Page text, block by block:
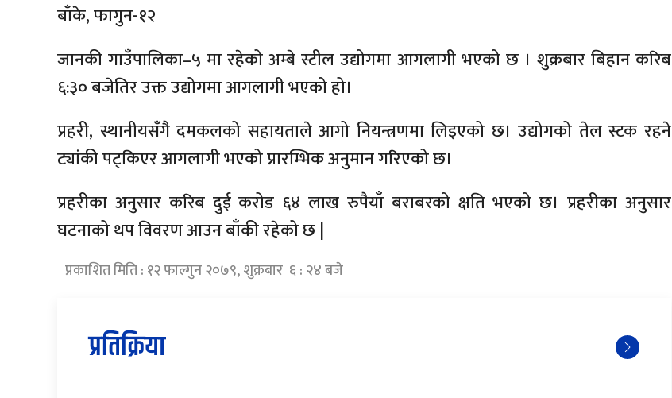
बाँके, फागुन-१२
जानकी गाउँपालिका–५ मा रहेको अम्बे स्टील उद्योगमा आगलागी भएको छ । शुक्रबार बिहान करिब
६:३० बजेतिर उक्त उद्योगमा आगलागी भएको हो।
प्रहरी, स्थानीयसँगै दमकलको सहायताले आगो नियन्त्रणमा लिइएको छ। उद्योगको तेल स्टक रहने
ट्यांकी पट्किएर आगलागी भएको प्रारम्भिक अनुमान गरिएको छ।
प्रहरीका अनुसार करिब दुई करोड ६४ लाख रुपैयाँ बराबरको क्षति भएको छ। प्रहरीका अनुसार
घटनाको थप विवरण आउन बाँकी रहेको छ |
प्रकाशित मिति : १२ फाल्गुन २०७९, शुक्रबार ६ : २४ बजे
प्रतिक्रिया